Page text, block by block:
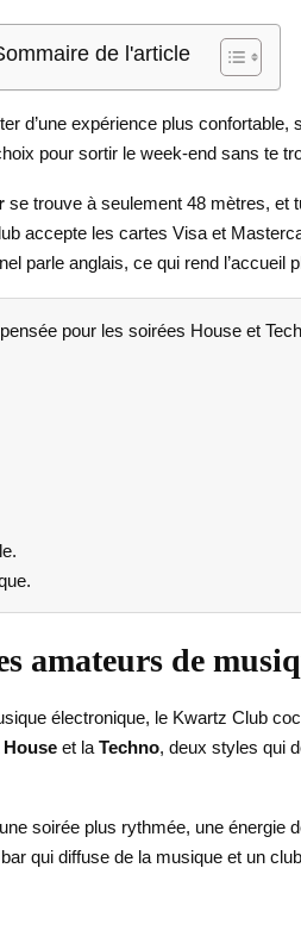
de l'article
d’une expérience plus
pour sortir le week-end sans te
se trouve à seulement 48 mètres, et
accepte les cartes Visa et
parle anglais, ce qui rend l’accueil
pour les soirées House et
amateurs de
électronique, le Kwartz Club
House et la Techno, deux styles qui
soirée plus rythmée, une
qui diffuse de la musique et un